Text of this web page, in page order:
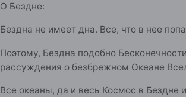
О Бездне:
Бездна не имеет дна. Все, что в нее
Поэтому, Бездна подобно
рассуждения о безбрежном Океане
Все океаны, да и весь Космос в Бездне